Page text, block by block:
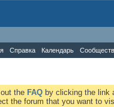
Справка Календарь
the FAQ by clicking the link
the forum that you want to